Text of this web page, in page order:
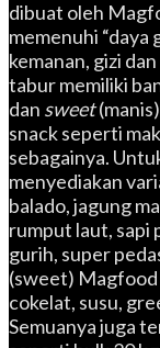
dibuat oleh
memenuhi “daya
kemanan, gizi
tabur memiliki
dan sweet
snack seperti
sebagainya.
menyediakan
balado, jagung
rumput laut, sapi
gurih, super
(sweet)
cokelat, susu,
Semuanya juga